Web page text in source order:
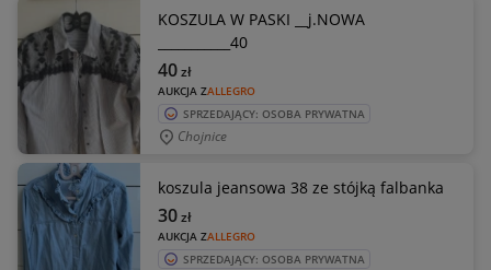
KOSZULA W PASKI __j.NOWA
___________40
AUKCJA ZALLEGRO
40zł
SPRZEDAJĄCY: OSOBA PRYWATNA
Chojnice
koszula jeansowa 38 ze stójką falbanka
AUKCJA ZALLEGRO
30zł
SPRZEDAJĄCY: OSOBA PRYWATNA